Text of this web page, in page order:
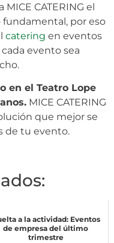
CATERING el
fundamental, por eso
catering en eventos
evento sea
en el Teatro Lope
MICE CATERING
que mejor se
de tu evento.
a la actividad: Eventos
de empresa del último
trimestre